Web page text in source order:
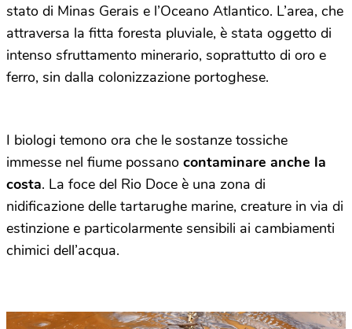
stato di Minas Gerais e l’Oceano Atlantico. L’area, che
attraversa la fitta foresta pluviale, è stata oggetto di
intenso sfruttamento minerario, soprattutto di oro e
ferro, sin dalla colonizzazione portoghese.
I biologi temono ora che le sostanze tossiche
immesse nel fiume possano contaminare anche la
costa. La foce del Rio Doce è una zona di
nidificazione delle tartarughe marine, creature in via di
estinzione e particolarmente sensibili ai cambiamenti
chimici dell’acqua.